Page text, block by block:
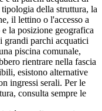
della struttura, la
il lettino o l'accesso a
la posizione geografica
grandi parchi acquatici
piscina comunale,
rientrare nella fascia
esistono alternative
ingressi serali. Per le
consulta sempre le